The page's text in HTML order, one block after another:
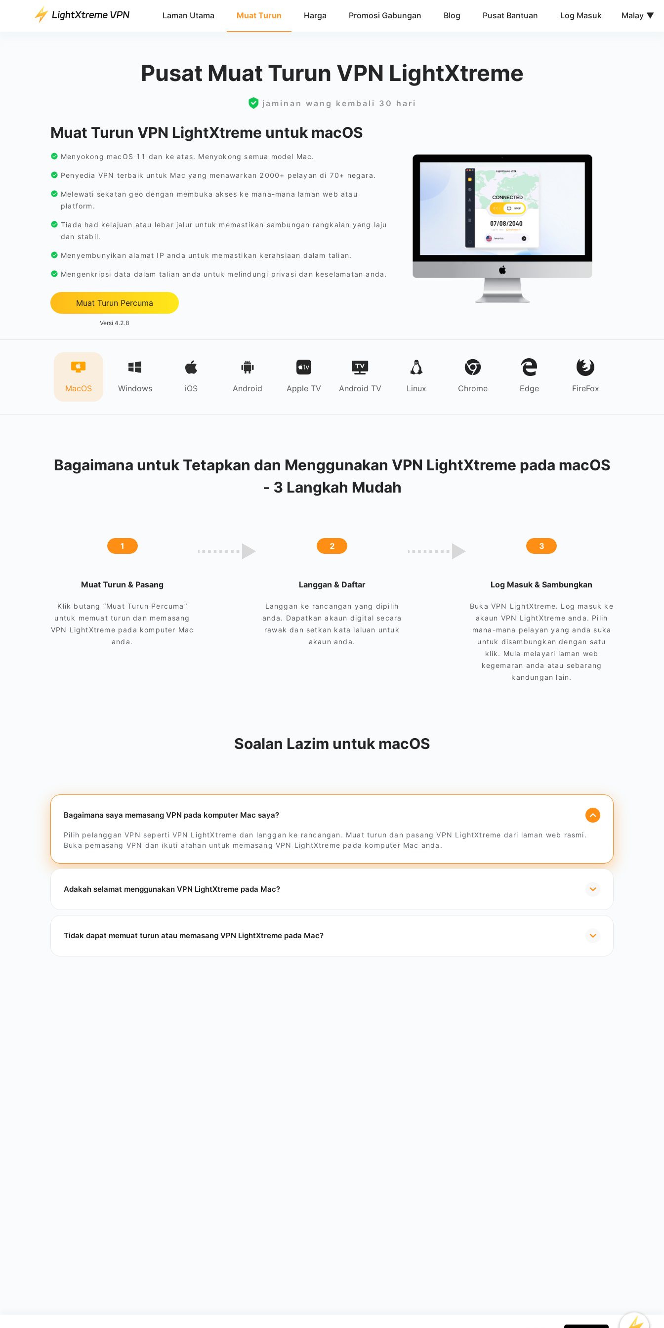
Laman Utama Muat Turun Harga Promosi Gabungan Blog Pusat Bantuan Log Masuk Malay
Pusat Muat Turun VPN LightXtreme
jaminan wang kembali 30 hari
Muat Turun VPN LightXtreme untuk macOS
Menyokong macOS 11 dan ke atas. Menyokong semua model Mac.
Penyedia VPN terbaik untuk Mac yang menawarkan 2000+ pelayan di 70+ negara.
Melewati sekatan geo dengan membuka akses ke mana-mana laman web atau
platform.
Tiada had kelajuan atau lebar jalur untuk memastikan sambungan rangkaian yang laju
dan stabil.
Menyembunyikan alamat IP anda untuk memastikan kerahsiaan dalam talian.
Mengenkripsi data dalam talian anda untuk melindungi privasi dan keselamatan anda.
Muat Turun Percuma
Versi 4.2.8
MacOS Windows iOS Android Apple TV Android TV Linux Chrome Edge FireFox
Bagaimana untuk Tetapkan dan Menggunakan VPN LightXtreme pada macOS
- 3 Langkah Mudah
1
Muat Turun & Pasang
Klik butang “Muat Turun Percuma”
untuk memuat turun dan memasang
VPN LightXtreme pada komputer Mac
anda.
2
Langgan & Daftar
Langgan ke rancangan yang dipilih
anda. Dapatkan akaun digital secara
rawak dan setkan kata laluan untuk
akaun anda.
3
Log Masuk & Sambungkan
Buka VPN LightXtreme. Log masuk ke
akaun VPN LightXtreme anda. Pilih
mana-mana pelayan yang anda suka
untuk disambungkan dengan satu
klik. Mula melayari laman web
kegemaran anda atau sebarang
kandungan lain.
Soalan Lazim untuk macOS
Bagaimana saya memasang VPN pada komputer Mac saya?
Pilih pelanggan VPN seperti VPN LightXtreme dan langgan ke rancangan. Muat turun dan pasang VPN LightXtreme dari laman web rasmi.
Buka pemasang VPN dan ikuti arahan untuk memasang VPN LightXtreme pada komputer Mac anda.
Adakah selamat menggunakan VPN LightXtreme pada Mac?
Tidak dapat memuat turun atau memasang VPN LightXtreme pada Mac?